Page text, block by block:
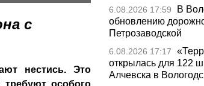
с
нестись. Это
особого
6.08.2026 17:59
В
обновлению
Петрозаводской
6.08.2026 17:17
открылась для 122
Алчевска в